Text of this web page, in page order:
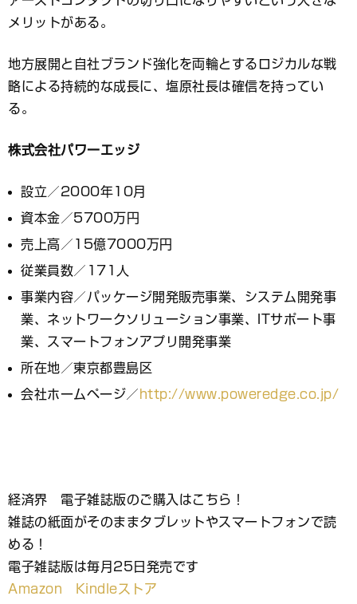
メリットがある。
地方展開と自社ブランド強化を両輪とするロジカルな戦
略による持続的な成長に、塩原社長は確信を持ってい
る。
株式会社パワーエッジ
設立／2000年10月
資本金／5700万円
売上高／15億7000万円
従業員数／171人
事業内容／パッケージ開発販売事業、システム開発事
業、ネットワークソリューション事業、ITサポート事
業、スマートフォンアプリ開発事業
所在地／東京都豊島区
会社ホームページ／ http://www.poweredge.co.jp/
経済界 電子雑誌版のご購入はこちら！
雑誌の紙面がそのままタブレットやスマートフォンで読
める！
電子雑誌版は毎月25日発売です
Amazon Kindleストア